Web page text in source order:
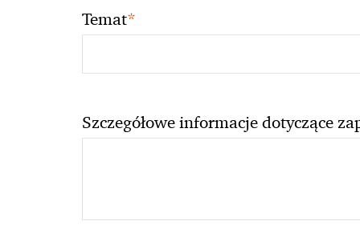
Temat*
Szczegółowe informacje dotyczące